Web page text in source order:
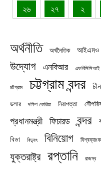
২৬
২৭ ২
অর্থনীতি অর্থনৈতিক আইএমও
উদ্যোগ এনবিআর এফবিসিসিআই
চট্টগ্রাম চট্টগ্রাম বন্দর চীন
ডলার দক্ষিণ কোরিয়া নিরাপত্তা
প্রধানমন্ত্রী ফিচারড বন্দর
বিডা বিদ্যুৎ বিনিয়োগ বিশ্বব্যাংক
যুক্তরাষ্ট্র রপ্তানি রাজস্ব